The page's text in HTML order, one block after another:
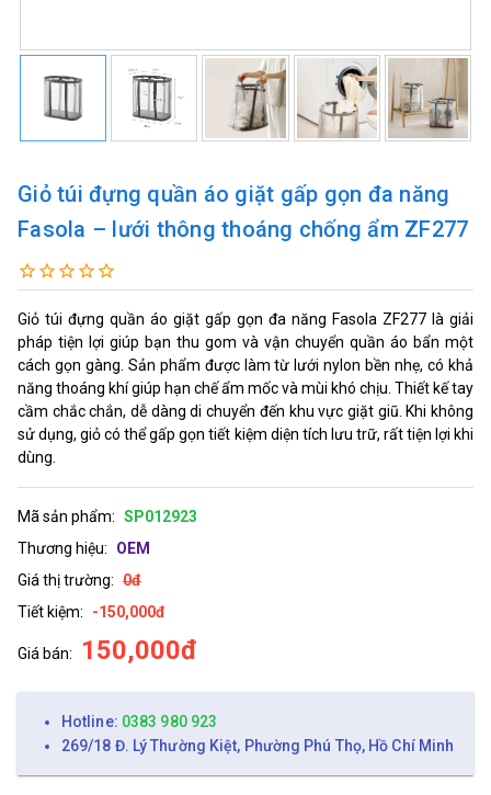
Giỏ túi đựng quần áo giặt gấp gọn đa năng
Fasola – lưới thông thoáng chống ẩm ZF277
Giỏ túi đựng quần áo giặt gấp gọn đa năng Fasola ZF277 là giải
pháp tiện lợi giúp bạn thu gom và vận chuyển quần áo bẩn một
cách gọn gàng. Sản phẩm được làm từ lưới nylon bền nhẹ, có khả
năng thoáng khí giúp hạn chế ẩm mốc và mùi khó chịu. Thiết kế tay
cầm chắc chắn, dễ dàng di chuyển đến khu vực giặt giũ. Khi không
sử dụng, giỏ có thể gấp gọn tiết kiệm diện tích lưu trữ, rất tiện lợi khi
dùng.
Mã sản phẩm: SP012923
Thương hiệu:
OEM
Giá thị trường: 0đ
Tiết kiệm:
-150,000đ
Giá bán: 150,000đ
Hotline: 0383 980 923
269/18 Đ. Lý Thường Kiệt, Phường Phú Thọ, Hồ Chí Minh